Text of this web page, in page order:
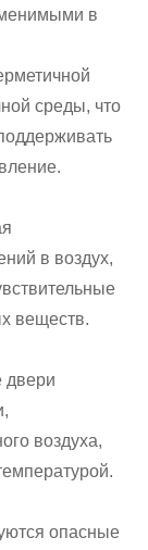
в
среды, что
в воздух,
веществ.
двери
воздуха,
опасные